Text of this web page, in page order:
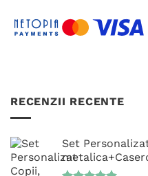
RECENZII RECENTE
Set